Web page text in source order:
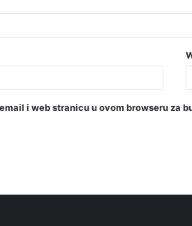
i web stranicu u ovom browseru za